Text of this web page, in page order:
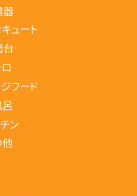
器
ュート
台
フード
ン
他